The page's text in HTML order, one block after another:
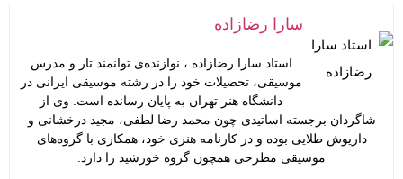
سارا رضازاده
استاد سارا رضازاده ، نوازنده‌ی توانمند تار و مدرس
موسیقی، تحصیلات خود را در رشته موسیقی ایرانی در
دانشگاه هنر تهران به پایان رسانده است. وی از
شاگردان برجسته اساتیدی چون محمد رضا لطفی، مجید درخشانی و
داریوش طلایی بوده و در کارنامه هنری خود، همکاری با گروه‌های
موسیقی مطرحی همچون گروه خورشید را دارد.